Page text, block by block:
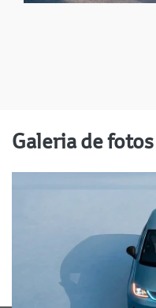
Galeria de fotos